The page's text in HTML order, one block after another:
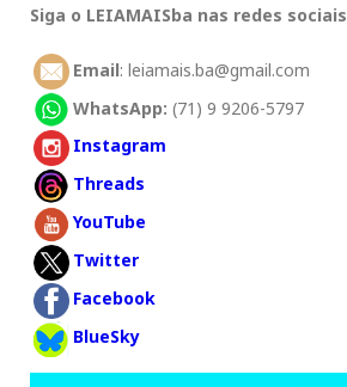
Siga o LEIAMAISba nas redes sociais
Email: leiamais.ba@gmail.com
WhatsApp: (71) 9 9206-5797
Instagram
Threads
YouTube
Twitter
Facebook
BlueSky